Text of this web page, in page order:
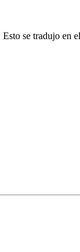
se tradujo en